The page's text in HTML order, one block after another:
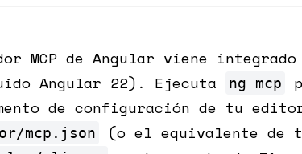
MCP de Angular viene
Angular 22). Ejecuta
ng mcp
de configuración de tu
mcp.json
(o el equivalente de